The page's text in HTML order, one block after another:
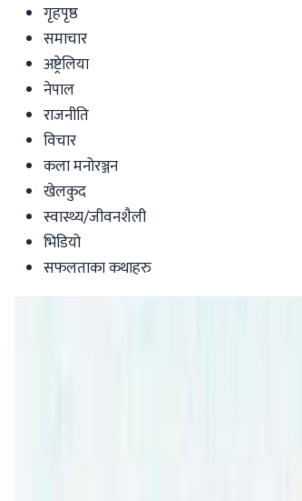
गृहपृष्ठ
समाचार
अष्ट्रेलिया
नेपाल
राजनीति
विचार
कला मनोरञ्जन
खेलकुद
स्वास्थ्य/जीवनशैली
भिडियो
सफलताका कथाहरु